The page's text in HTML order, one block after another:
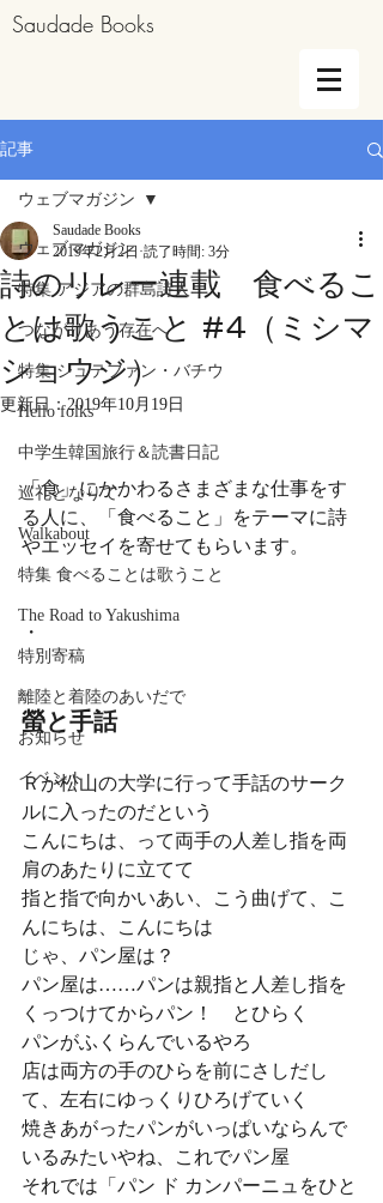
Saudade Books
記事
ウェブマガジン
特集 アジアの群島詩人
つながりあう存在へ
特集 シュテファン・バチウ
Hello folks
中学生韓国旅行＆読書日記
巡礼となりて
Walkabout
特集 食べることは歌うこと
The Road to Yakushima
特別寄稿
離陸と着陸のあいだで
お知らせ
イベント
ウェブマガジン
詩のリレー連載 食べるこ
とは歌うこと #4（ミシマ
ショウジ）
Saudade Books
2019年2月2日 読了時間: 3分
更新日：2019年10月19日
「食」にかかわるさまざまな仕事をす
る人に、「食べること」をテーマに詩
やエッセイを寄せてもらいます。
・
螢と手話
Ｒが松山の大学に行って手話のサーク
ルに入ったのだという
こんにちは、って両手の人差し指を両
肩のあたりに立てて
指と指で向かいあい、こう曲げて、こ
んにちは、こんにちは
じゃ、パン屋は？
パン屋は……パンは親指と人差し指を
くっつけてからパン！　とひらく
パンがふくらんでいるやろ
店は両方の手のひらを前にさしだし
て、左右にゆっくりひろげていく
焼きあがったパンがいっぱいならんで
いるみたいやね、これでパン屋
それでは「パン ド カンパーニュをひと